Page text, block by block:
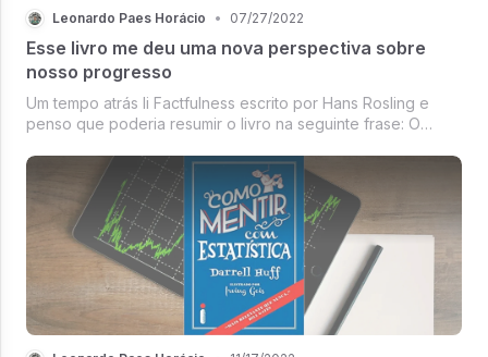
Leonardo Paes Horácio • 07/27/2022
Esse livro me deu uma nova perspectiva sobre
nosso progresso
Um tempo atrás li Factfulness escrito por Hans Rosling e
penso que poderia resumir o livro na seguinte frase: O